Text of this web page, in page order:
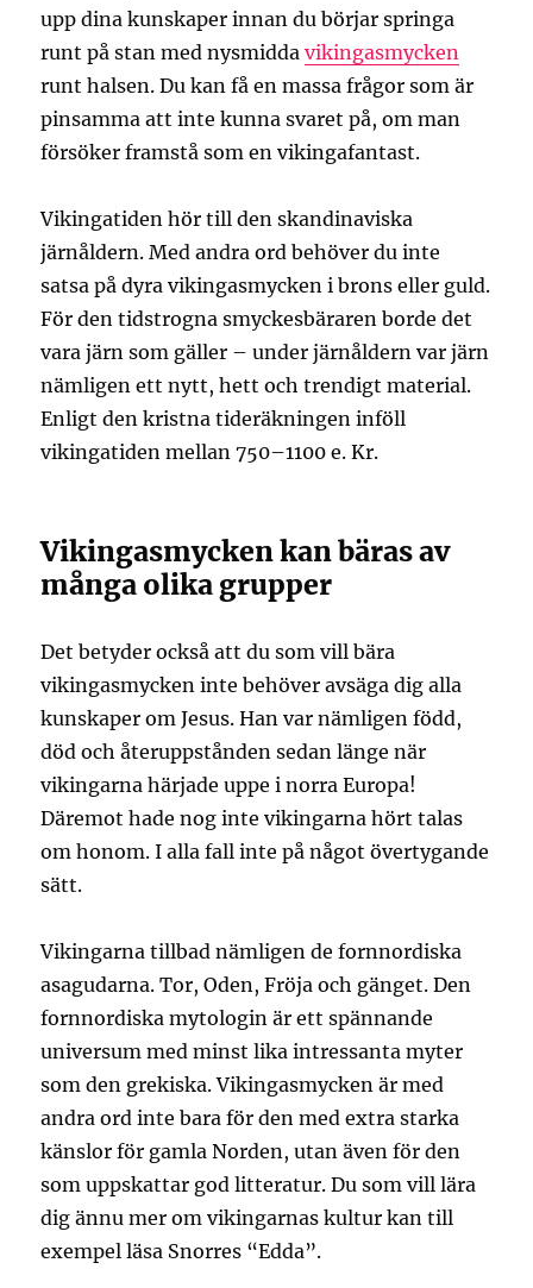
upp dina kunskaper innan du börjar springa
runt på stan med nysmiddavikingasmycken
runt halsen. Du kan få en massa frågor som är
pinsamma att inte kunna svaret på, om man
försöker framstå som en vikingafantast.
Vikingatiden hör till den skandinaviska
järnåldern. Med andra ord behöver du inte
satsa på dyra vikingasmycken i brons eller guld.
För den tidstrogna smyckesbäraren borde det
vara järn som gäller – under järnåldern var järn
nämligen ett nytt, hett och trendigt material.
Enligt den kristna tideräkningen inföll
vikingatiden mellan 750–1100 e. Kr.
Vikingasmycken kan bäras av
många olika grupper
Det betyder också att du som vill bära
vikingasmycken inte behöver avsäga dig alla
kunskaper om Jesus. Han var nämligen född,
död och återuppstånden sedan länge när
vikingarna härjade uppe i norra Europa!
Däremot hade nog inte vikingarna hört talas
om honom. I alla fall inte på något övertygande
sätt.
Vikingarna tillbad nämligen de fornnordiska
asagudarna. Tor, Oden, Fröja och gänget. Den
fornnordiska mytologin är ett spännande
universum med minst lika intressanta myter
som den grekiska. Vikingasmycken är med
andra ord inte bara för den med extra starka
känslor för gamla Norden, utan även för den
som uppskattar god litteratur. Du som vill lära
dig ännu mer om vikingarnas kultur kan till
exempel läsa Snorres “Edda”.